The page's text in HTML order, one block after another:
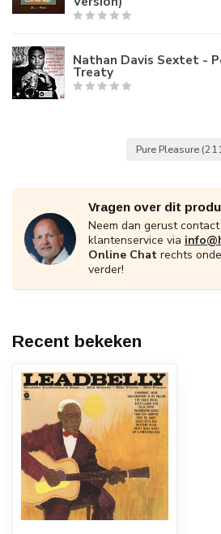
Nathan Davis Sextet -
Treaty
Pure Pleasure
Vragen over dit
Neem dan gerust
klantenservice via
Online Chat rechts
verder!
Recent bekeken